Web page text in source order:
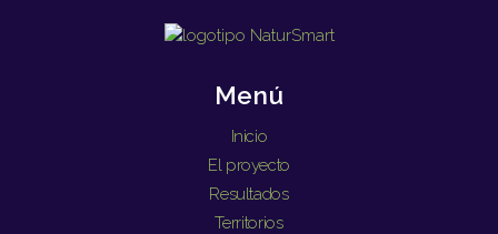
Menú
Inicio
El proyecto
Resultados
Territorios